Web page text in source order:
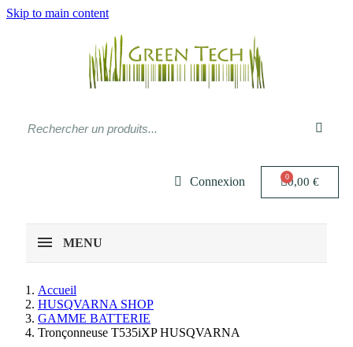
Skip to main content
Connexion 0,00 €
MENU
Accueil
HUSQVARNA SHOP
GAMME BATTERIE
Tronçonneuse T535iXP HUSQVARNA